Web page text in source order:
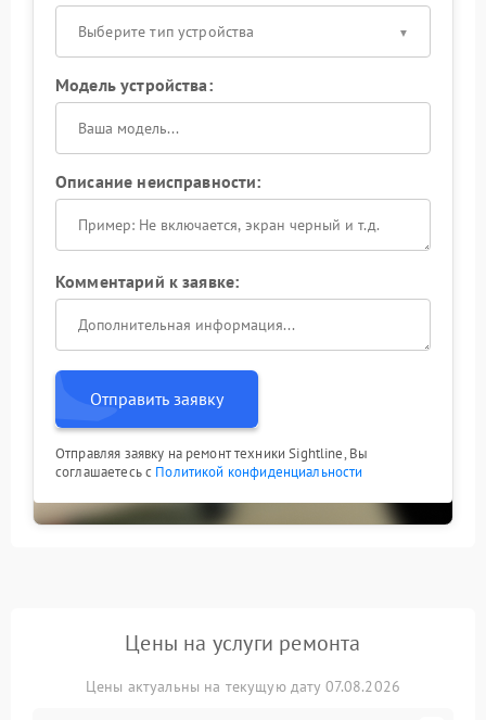
Выберите тип устройства
Модель устройства:
Описание неисправности:
Комментарий к заявке:
Отправить заявку
Отправляя заявку на ремонт техники Sightline, Вы
соглашаетесь с Политикой конфиденциальности
Цены на услуги ремонта
Цены актуальны на текущую дату 07.08.2026